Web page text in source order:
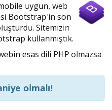
uygun, web
Bootstrap'in son
Sitemizin
kullanmıştık.
esas dili PHP olmazsa
olmalı!